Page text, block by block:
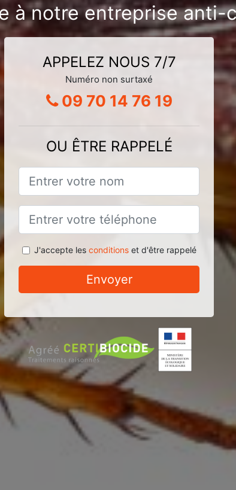
à notre entreprise anti-
APPELEZ NOUS 7/7
Numéro non surtaxé
09 70 14 76 19
OU ÊTRE RAPPELÉ
J'accepte les conditionset d'être rappelé
Envoyer